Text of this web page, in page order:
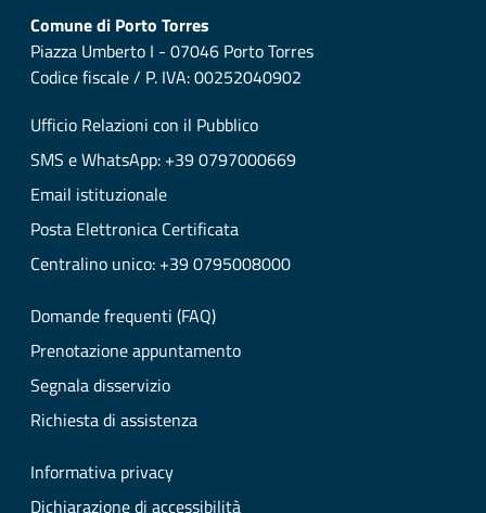
Comune di Porto Torres
Piazza Umberto I - 07046 Porto Torres
Codice fiscale / P. IVA: 00252040902
Ufficio Relazioni con il Pubblico
SMS e WhatsApp: +39 0797000669
Email istituzionale
Posta Elettronica Certificata
Centralino unico: +39 0795008000
Domande frequenti (FAQ)
Prenotazione appuntamento
Segnala disservizio
Richiesta di assistenza
Informativa privacy
Dichiarazione di accessibilità